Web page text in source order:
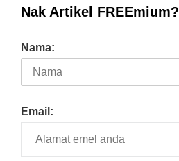
Nak Artikel FREEmium?
Nama:
Email: